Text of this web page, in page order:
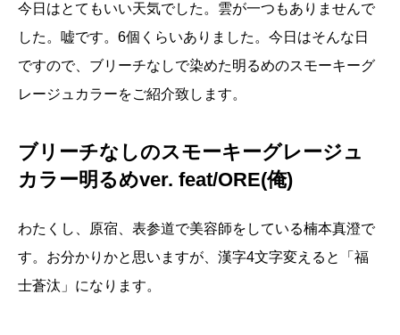
今日はとてもいい天気でした。雲が一つもありませんで
した。嘘です。6個くらいありました。今日はそんな日
ですので、ブリーチなしで染めた明るめのスモーキーグ
レージュカラーをご紹介致します。
ブリーチなしのスモーキーグレージュ
カラー明るめver. feat/ORE(俺)
わたくし、原宿、表参道で美容師をしている楠本真澄で
す。お分かりかと思いますが、漢字4文字変えると「福
士蒼汰」になります。